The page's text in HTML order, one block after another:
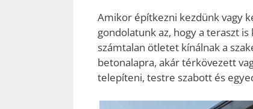
Amikor építkezni kezdünk vagy
gondolatunk az, hogy a teraszt is
számtalan ötletet kínálnak a
betonalapra, akár térkövezett
telepíteni, testre szabott és